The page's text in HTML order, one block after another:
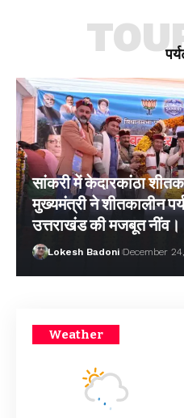
सांकरी में केदारकांठा
मुख्यमंत्री ने शीतकालीन
उत्तराखंड की मजबूत नींव।
Lokesh Badoni December
Weather